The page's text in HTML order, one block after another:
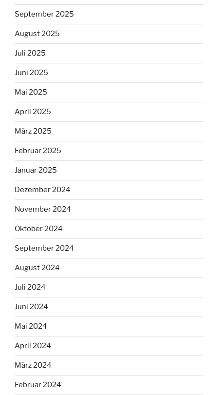
September 2025
August 2025
Juli 2025
Juni 2025
Mai 2025
April 2025
März 2025
Februar 2025
Januar 2025
Dezember 2024
November 2024
Oktober 2024
September 2024
August 2024
Juli 2024
Juni 2024
Mai 2024
April 2024
März 2024
Februar 2024